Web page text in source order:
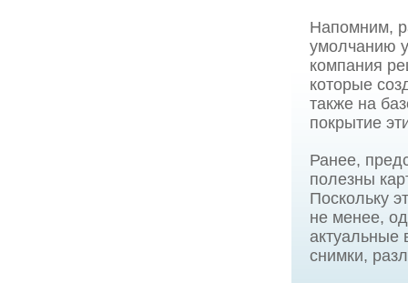
Напомним,
умолчанию
компания
которые
также на
покрытие
Ранее,
полезны
Поскольку
не менее,
актуальные
снимки,